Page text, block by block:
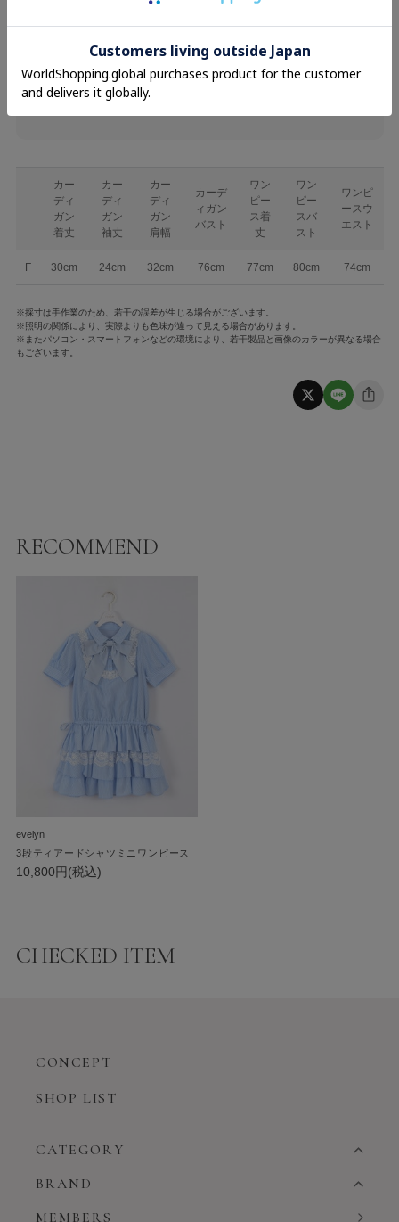
品名 リボンカーデセットワンピース
品番 EVE-396
カー
ディ
ガン
着丈
カー
ディ
ガン
袖丈
カー
ディ
ガン
肩幅
カーデ
ィガン
バスト
ワン
ピー
ス着
丈
ワン
ピー
スバ
スト
ワンピ
ースウ
エスト
F 30cm 24cm 32cm 76cm 77cm 80cm 74cm
※採寸は手作業のため、若干の誤差が生じる場合がございます。
※照明の関係により、実際よりも色味が違って見える場合があります。
※またパソコン・スマートフォンなどの環境により、若干製品と画像のカラーが異なる場合
もございます。
RECOMMEND
evelyn
3段ティアードシャツミニワンピース
10,800円(税込)
CHECKED ITEM
CONCEPT
SHOP LIST
CATEGORY
BRAND
MEMBERS